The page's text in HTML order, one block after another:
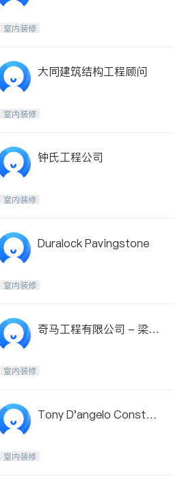
King
室内装修
大同建筑结构工程顾问
室内装修
钟氏工程公司
室内装修
Duralock Pavingstone
室内装修
奇马工程有限公司 - 梁康
室内装修
Tony D'angelo Constru
室内装修